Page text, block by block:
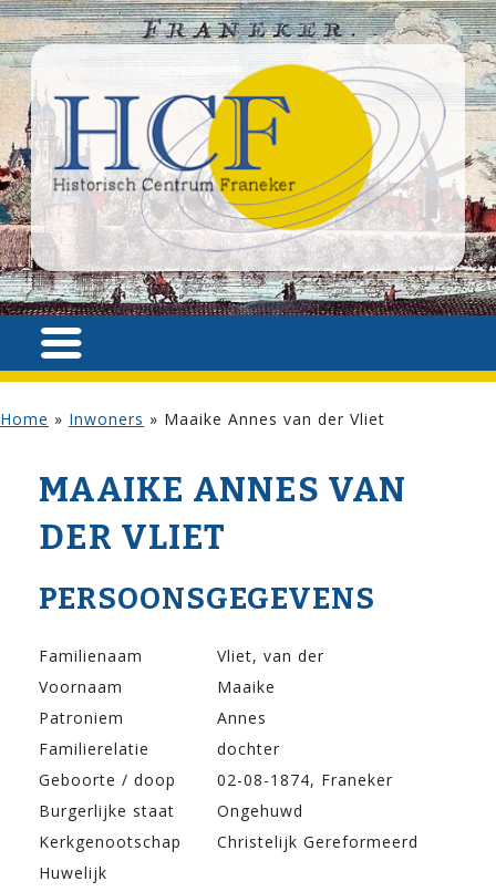
Home » Inwoners » Maaike Annes van der Vliet
MAAIKE ANNES VAN
DER VLIET
PERSOONSGEGEVENS
Familienaam
Vliet, van der
Voornaam
Maaike
Patroniem
Annes
Familierelatie
dochter
Geboorte / doop
02-08-1874, Franeker
Burgerlijke staat
Ongehuwd
Kerkgenootschap
Christelijk Gereformeerd
Huwelijk